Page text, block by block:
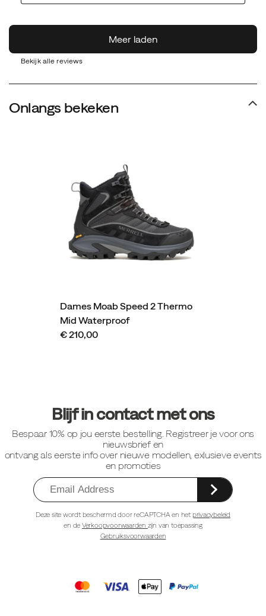
Bekijk alle reviews
Onlangs bekeken
Dames Moab Speed 2 Thermo
Mid Waterproof
€ 210,00
Blijf in contact met ons
Bespaar 10% op jou eerste bestelling. Registreer je voor ons
nieuwsbrief en
ontvang als eerste info over nieuwe modellen, exlusieve events
en promoties
Deze site wordt beschermd door reCAPTCHA en het privacybeleid
en de Verkoopvoorwaarden zijn van toepassing
Gebruiksvoorwaarden